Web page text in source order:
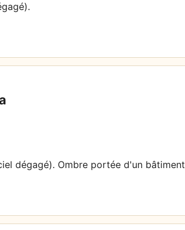
dégagé). Ombre portée d'un